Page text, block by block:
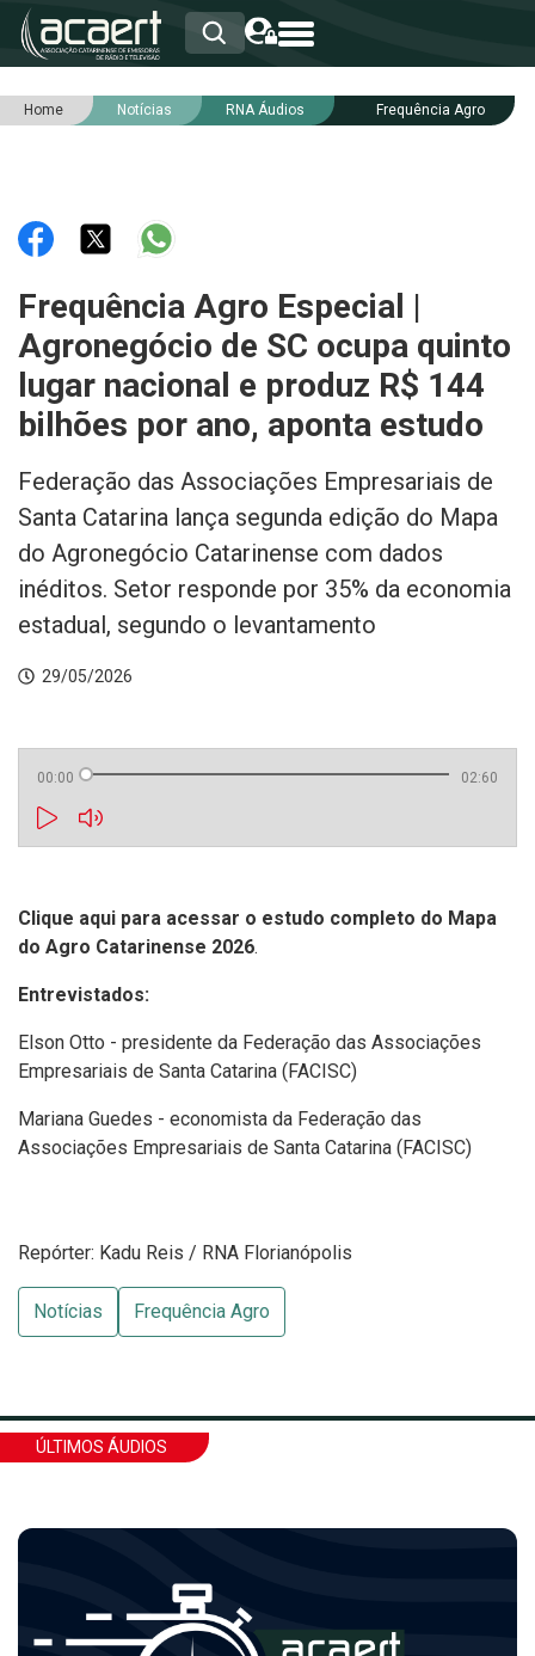
HOME
RNA
NOTÍCIAS
SERVIÇOS
INTEGRIDADE
Home Notícias RNA Áudios Frequência Agro
Frequência Agro Especial |
Agronegócio de SC ocupa quinto
lugar nacional e produz R$ 144
bilhões por ano, aponta estudo
Federação das Associações Empresariais de
Santa Catarina lança segunda edição do Mapa
do Agronegócio Catarinense com dados
inéditos. Setor responde por 35% da economia
estadual, segundo o levantamento
29/05/2026
00:00 02:60
Clique aqui para acessar o estudo completo do Mapa
do Agro Catarinense 2026.
Entrevistados:
Elson Otto - presidente da Federação das Associações
Empresariais de Santa Catarina (FACISC)
Mariana Guedes - economista da Federação das
Associações Empresariais de Santa Catarina (FACISC)
Repórter: Kadu Reis / RNA Florianópolis
Notícias Frequência Agro
ÚLTIMOS ÁUDIOS